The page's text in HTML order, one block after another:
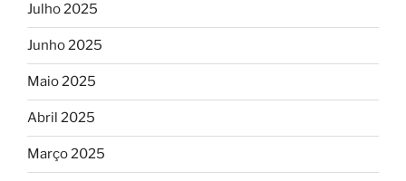
Julho 2025
Junho 2025
Maio 2025
Abril 2025
Março 2025